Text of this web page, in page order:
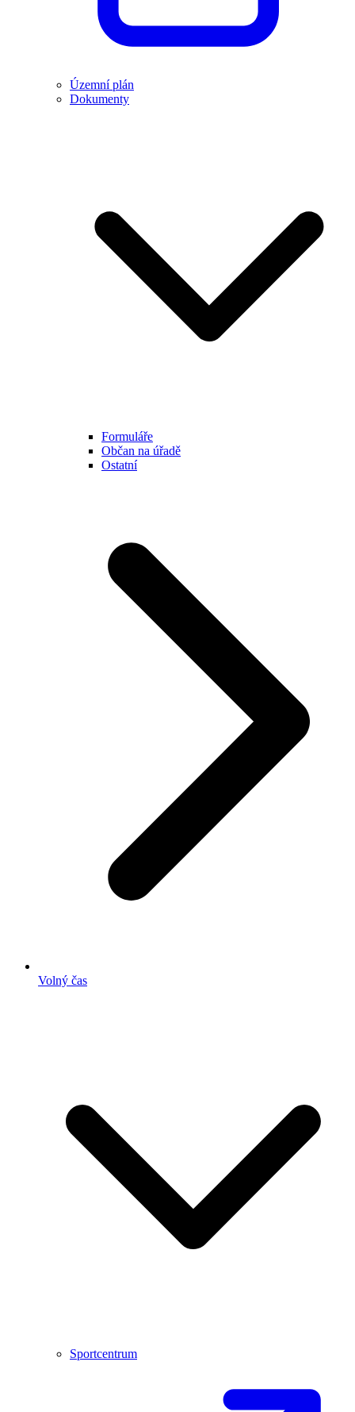
Územní plán
Dokumenty
Formuláře
Občan na úřadě
Ostatní
Volný čas
Sportcentrum